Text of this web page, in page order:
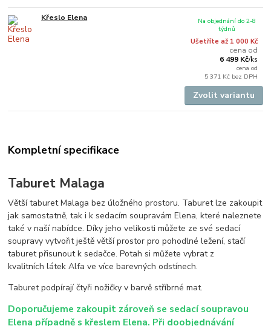
Křeslo Elena
Ušetříte až 1 000 Kč
cena od
6 499 Kč/ks
cena od
5 371 Kč bez DPH
Na objednání do 2-8
týdnů
Zvolit variantu
Kompletní specifikace
Taburet Malaga
Větší taburet Malaga bez úložného prostoru. Taburet lze zakoupit
jak samostatně, tak i k sedacím soupravám Elena, které naleznete
také v naší nabídce. Díky jeho velikosti můžete ze své sedací
soupravy vytvořit ještě větší prostor pro pohodlné ležení, stačí
taburet přisunout k sedačce. Potah si můžete vybrat z
kvalitních látek Alfa ve více barevných odstínech.
Taburet podpírají čtyři nožičky v barvě stříbrné mat.
Doporučujeme zakoupit zároveň se sedací soupravou
Elena případně s křeslem Elena. Při doobjednávání